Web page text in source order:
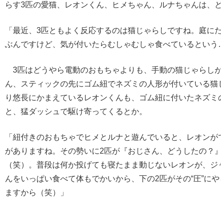
らす3匹の愛猫、レオンくん、ヒメちゃん、ルナちゃんは、
「最近、3匹ともよく反応するのは猫じゃらしですね。庭
ぶんですけど、気が付いたらむしゃむしゃ食べているとい
3匹はどうやら電動のおもちゃよりも、手動の猫じゃらし
ん、スティックの先にゴム紐でネズミの人形が付いている
り悠長にかまえているレオンくんも、ゴム紐に付いたネズ
と、猛ダッシュで駆け寄ってくるとか。
「紐付きのおもちゃでヒメとルナと遊んでいると、レオン
がありますね。その勢いに2匹が『おじさん、どうしたの？
（笑）。普段は何か投げても寝たまま動じないレオンが、
んをいっぱい食べて体もでかいから、下の2匹がその“圧”に
ますから（笑）」